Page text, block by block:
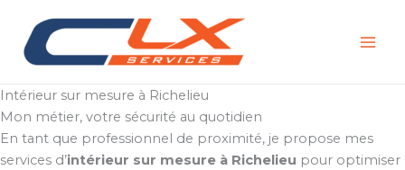
contenu
Intérieur sur mesure à Richelieu
Mon métier, votre sécurité au quotidien
En tant que professionnel de proximité, je propose mes
services d’intérieur sur mesure à Richelieu pour optimiser